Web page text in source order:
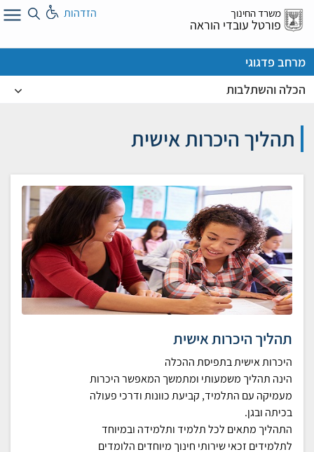
דלג
אל
משרד החינוך
פורטל עובדי הוראה
הזדהות
מרחב פדגוגי
הכלה והשתלבות
תהליך היכרות אישית
תהליך היכרות אישית
היכרות אישית בתפיסת ההכלה
הינה תהליך משמעותי ומתמשך המאפשר היכרות
מעמיקה עם התלמיד, קביעת כוונות ודרכי פעולה
בכיתה ובגן.
התהליך מתאים לכל תלמיד ותלמידה ובמיוחד
לתלמידים זכאי שירותי חינוך מיוחדים הלומדים